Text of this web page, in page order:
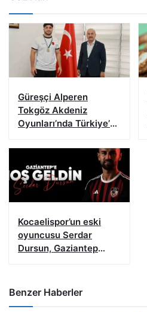
Güreşçi Alperen
Tokgöz Akdeniz
Oyunları’nda Türkiye’yi
Kocaelispor’un eski
oyuncusu Serdar
Dursun, Gaziantep
Benzer Haberler